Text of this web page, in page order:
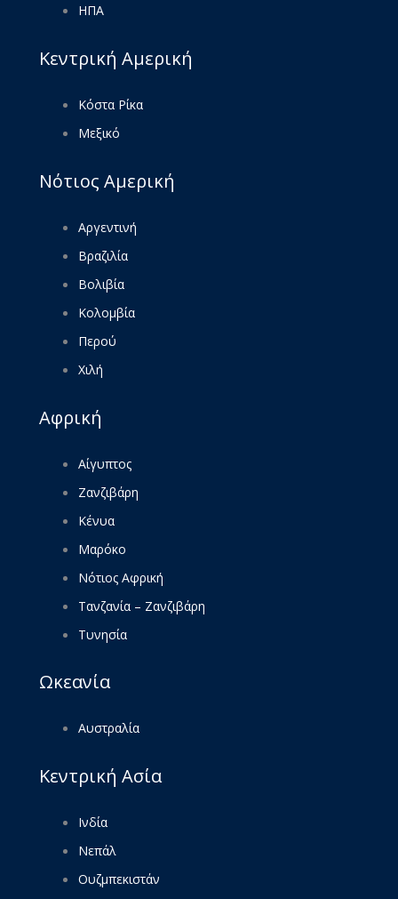
ΗΠΑ
Κεντρική Αμερική
Κόστα Ρίκα
Μεξικό
Νότιος Αμερική
Αργεντινή
Βραζιλία
Βολιβία
Κολομβία
Περού
Χιλή
Αφρική
Αίγυπτος
Ζανζιβάρη
Κένυα
Μαρόκο
Νότιος Αφρική
Τανζανία – Ζανζιβάρη
Τυνησία
Ωκεανία
Αυστραλία
Κεντρική Ασία
Ινδία
Νεπάλ
Ουζμπεκιστάν